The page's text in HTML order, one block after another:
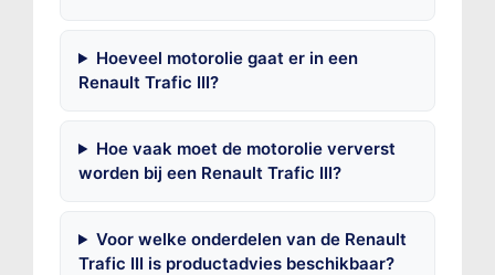
Hoeveel motorolie gaat er in een
Renault Trafic III?
Hoe vaak moet de motorolie ververst
worden bij een Renault Trafic III?
Voor welke onderdelen van de Renault
Trafic III is productadvies beschikbaar?